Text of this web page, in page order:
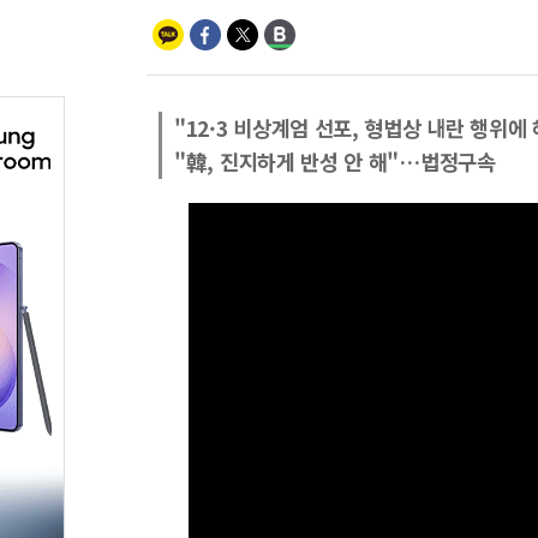
"12·3 비상계엄 선포, 형법상 내란 행위에
"韓, 진지하게 반성 안 해"…법정구속